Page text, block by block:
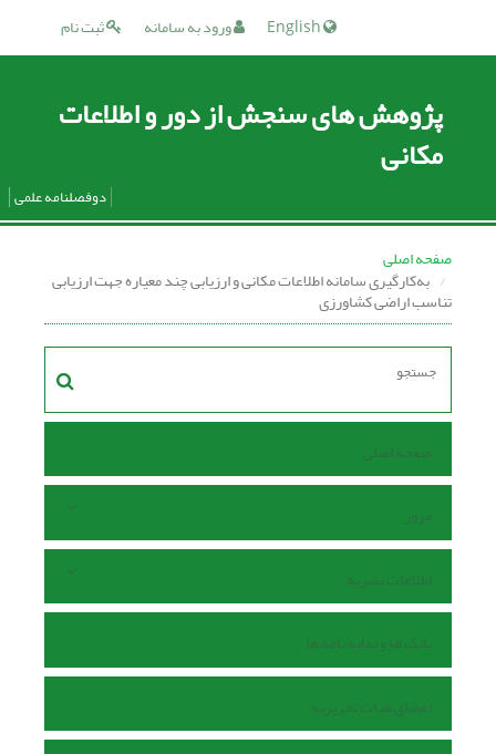
ثبت نام ورود به سامانه
پژوهش های سنجش از دور و اطلاعات
مکانی
دوفصلنامه علمی
صفحه اصلی
به‌کارگیری سامانه اطلاعات مکانی و ارزیابی چند معیاره جهت ارزیابی
تناسب اراضی کشاورزی
صفحه اصلی
مرور
اطلاعات نشریه
بانک ها و نمایه نامه ها
اعضای هیات تحریریه